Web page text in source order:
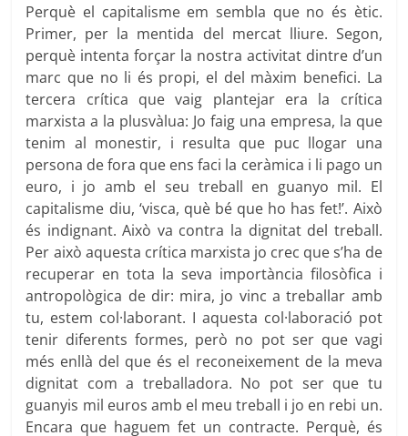
Perquè el capitalisme em sembla que no és ètic.
Primer, per la mentida del mercat lliure. Segon,
perquè intenta forçar la nostra activitat dintre d’un
marc que no li és propi, el del màxim benefici. La
tercera crítica que vaig plantejar era la crítica
marxista a la plusvàlua: Jo faig una empresa, la que
tenim al monestir, i resulta que puc llogar una
persona de fora que ens faci la ceràmica i li pago un
euro, i jo amb el seu treball en guanyo mil. El
capitalisme diu, ‘visca, què bé que ho has fet!’. Això
és indignant. Això va contra la dignitat del treball.
Per això aquesta crítica marxista jo crec que s’ha de
recuperar en tota la seva importància filosòfica i
antropològica de dir: mira, jo vinc a treballar amb
tu, estem col·laborant. I aquesta col·laboració pot
tenir diferents formes, però no pot ser que vagi
més enllà del que és el reconeixement de la meva
dignitat com a treballadora. No pot ser que tu
guanyis mil euros amb el meu treball i jo en rebi un.
Encara que haguem fet un contracte. Perquè, és